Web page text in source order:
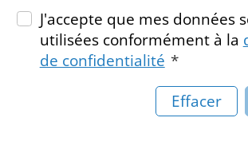
J'accepte que mes données
utilisées conformément à la
de confidentialité *
Effacer